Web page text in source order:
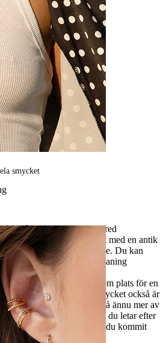
smycket
gång med en ganska bred
av mässing och belagt med en antik
ett snyggt rustikt utseende. Du kan
guld, som har en aning
så det har fått gott om plats för en
Eftersom att smycket också är
så täcker den också ännu mer av
ett större blickfång. Så om du letar efter
uppmärksamhet har du kommit